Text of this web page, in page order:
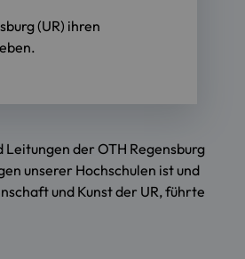
(UR) ihren
der OTH Regensburg
unserer Hochschulen ist und
und Kunst der UR, führte